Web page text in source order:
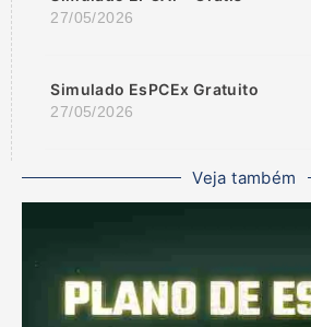
27/05/2026
Simulado EsPCEx Gratuito
27/05/2026
Veja também